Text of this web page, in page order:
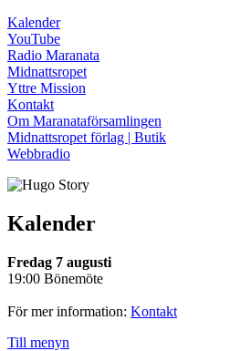
Kalender
YouTube
Radio Maranata
Midnattsropet
Yttre Mission
Kontakt
Om Maranataförsamlingen
Midnattsropet förlag | Butik
Webbradio
Kalender
Fredag 7 augusti
19:00 Bönemöte
För mer information: Kontakt
Till menyn